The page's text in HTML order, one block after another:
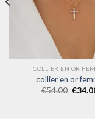
COLLIER EN OR
collier en or
€54.00 €